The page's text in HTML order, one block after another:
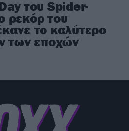
του Spider-
ρεκόρ του
το καλύτερο
των εποχών